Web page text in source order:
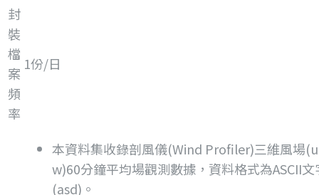
封
裝
檔
案
頻
率
1份/日
本資料集收錄剖風儀(Wind Profiler)三維風場
w)60分鐘平均場觀測數據，資料格式為ASCII文
(asd)。